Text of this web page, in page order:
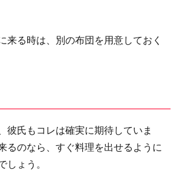
来る時は、別の布団を用意しておく
彼氏もコレは確実に期待していま
るのなら、すぐ料理を出せるように
しょう。